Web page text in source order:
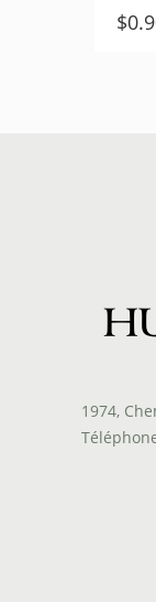
$
1974,